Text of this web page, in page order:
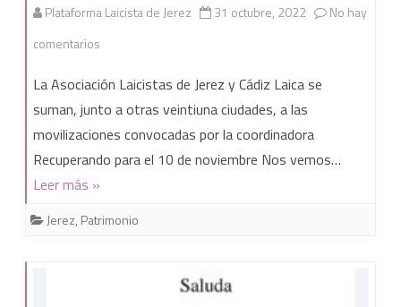
Plataforma Laicista de Jerez 31 octubre, 2022
No hay
comentarios
convocadas
por
la
Recuperando
La Asociación Laicistas de Jerez y Cádiz Laica se
suman, junto a otras veintiuna ciudades, a las
movilizaciones convocadas por la coordinadora
Recuperando para el 10 de noviembre Nos vemos…
Leer más »
Jerez, Patrimonio